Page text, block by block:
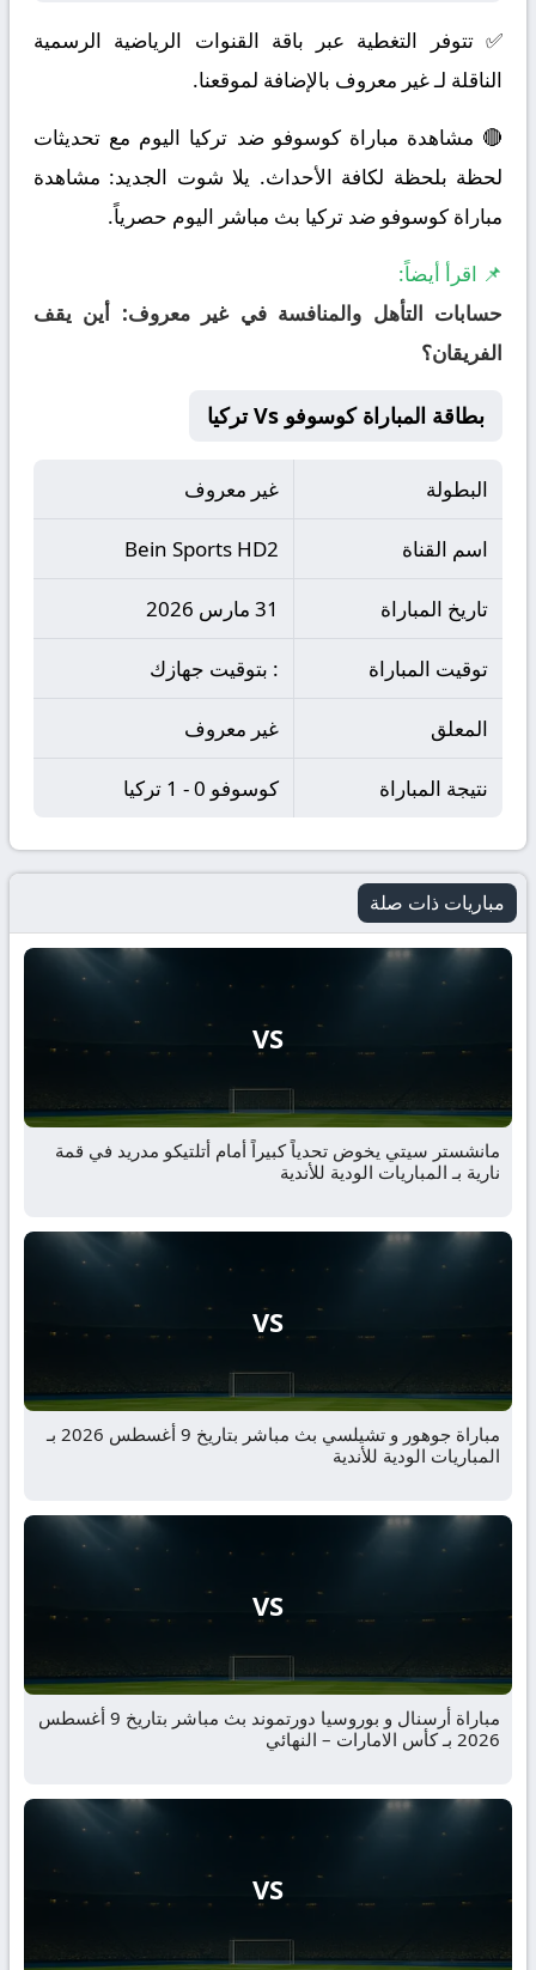
✅ تتوفر التغطية عبر باقة القنوات الرياضية الرسمية
الناقلة لـ غير معروف بالإضافة لموقعنا.
🔴 مشاهدة مباراة كوسوفو ضد تركيا اليوم مع تحديثات
لحظة بلحظة لكافة الأحداث. يلا شوت الجديد: مشاهدة
مباراة كوسوفو ضد تركيا بث مباشر اليوم حصرياً.
📌 اقرأ أيضاً:
حسابات التأهل والمنافسة في غير معروف: أين يقف
الفريقان؟
بطاقة المباراة كوسوفو Vs تركيا
البطولة غير معروف
اسم القناة Bein Sports HD2
تاريخ المباراة 31 مارس 2026
توقيت المباراة : بتوقيت جهازك
المعلق غير معروف
نتيجة المباراة كوسوفو 0 - 1 تركيا
مباريات ذات صلة
VS
مانشستر سيتي يخوض تحدياً كبيراً أمام أتلتيكو مدريد في قمة
نارية بـ المباريات الودية للأندية
VS
مباراة جوهور و تشيلسي بث مباشر بتاريخ 9 أغسطس 2026 بـ
المباريات الودية للأندية
VS
مباراة أرسنال و بوروسيا دورتموند بث مباشر بتاريخ 9 أغسطس
2026 بـ كأس الامارات – النهائي
VS